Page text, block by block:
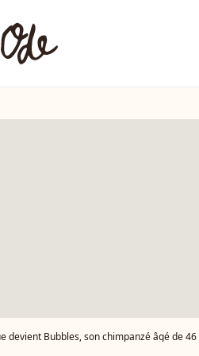
devient Bubbles, son chimpanzé âgé de 46